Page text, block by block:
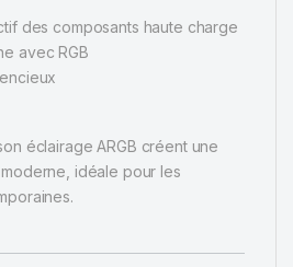
des composants haute charge
avec RGB
éclairage ARGB créent une
idéale pour les